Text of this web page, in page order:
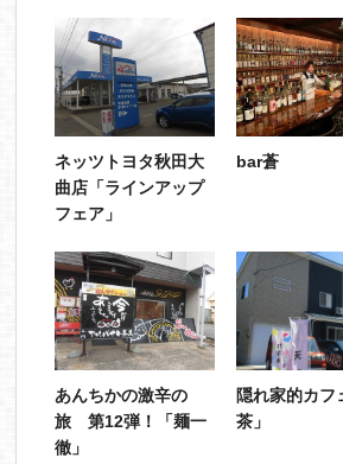
ネッツトヨタ秋田大
曲店「ラインアップ
フェア」
bar蒼
あんちかの激辛の
旅 第12弾！「麺一
徹」
隠れ家的カフ
茶」